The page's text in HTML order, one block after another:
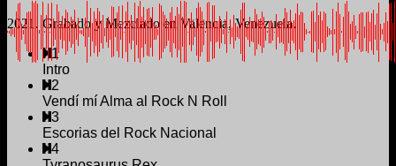
2021. Grabado y Mezclado en Valencia, Venezuela.
1
Intro
2
Vendí mí Alma al Rock N Roll
3
Escorias del Rock Nacional
4